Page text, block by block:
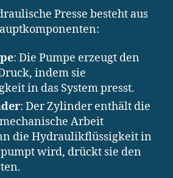
Presse besteht aus
: Die Pumpe erzeugt den
indem sie
in das System presst.
: Der Zylinder enthält die
Arbeit
die Hydraulikflüssigkeit in
wird, drückt sie den